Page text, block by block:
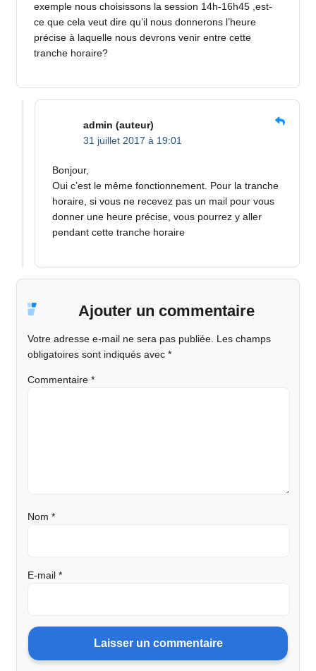
exemple nous choisissons la session 14h-16h45 ,est-
ce que cela veut dire qu’il nous donnerons l’heure
précise à laquelle nous devrons venir entre cette
tranche horaire?
admin (auteur)
31 juillet 2017 à 19:01
Bonjour,
Oui c’est le même fonctionnement. Pour la tranche
horaire, si vous ne recevez pas un mail pour vous
donner une heure précise, vous pourrez y aller
pendant cette tranche horaire
Ajouter un commentaire
Votre adresse e-mail ne sera pas publiée. Les champs
obligatoires sont indiqués avec *
Commentaire *
Nom *
E-mail *